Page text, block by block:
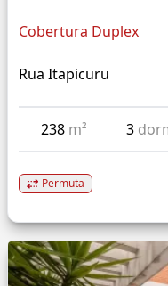
Cobertura Duplex
Rua Itapicuru
238 m² 3
Permuta